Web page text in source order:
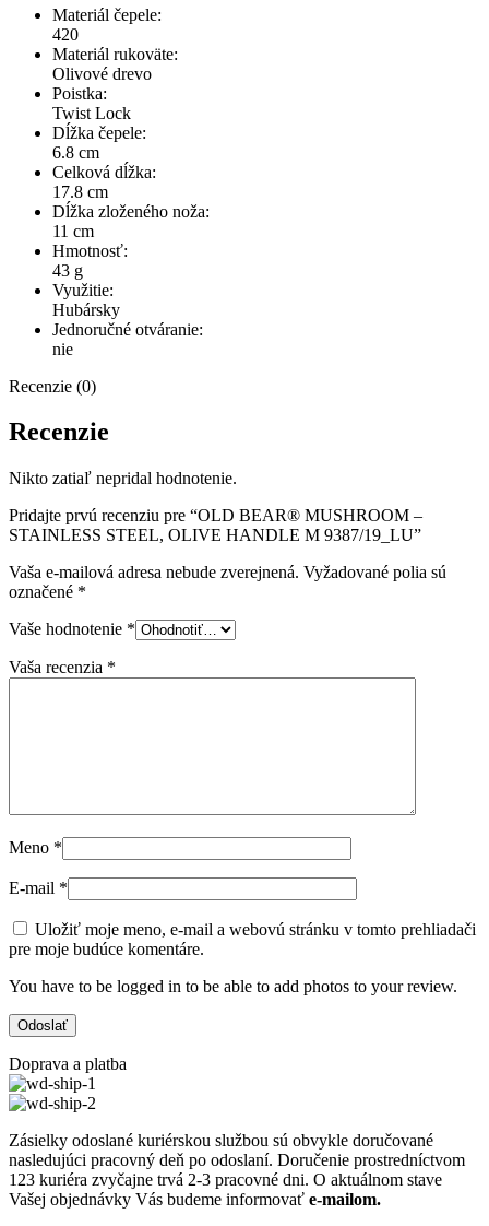
Materiál čepele:
420
Materiál rukoväte:
Olivové drevo
Poistka:
Twist Lock
Dĺžka čepele:
6.8 cm
Celková dĺžka:
17.8 cm
Dĺžka zloženého noža:
11 cm
Hmotnosť:
43 g
Využitie:
Hubársky
Jednoručné otváranie:
nie
Recenzie (0)
Recenzie
Nikto zatiaľ nepridal hodnotenie.
Pridajte prvú recenziu pre “OLD BEAR® MUSHROOM –
STAINLESS STEEL, OLIVE HANDLE M 9387/19_LU”
Vaša e-mailová adresa nebude zverejnená. Vyžadované polia sú
označené *
Vaše hodnotenie *
Vaša recenzia *
Meno *
E-mail *
Uložiť moje meno, e-mail a webovú stránku v tomto prehliadači
pre moje budúce komentáre.
You have to be logged in to be able to add photos to your review.
Doprava a platba
Zásielky odoslané kuriérskou službou sú obvykle doručované
nasledujúci pracovný deň po odoslaní. Doručenie prostredníctvom
123 kuriéra zvyčajne trvá 2-3 pracovné dni. O aktuálnom stave
Vašej objednávky Vás budeme informovať e-mailom.